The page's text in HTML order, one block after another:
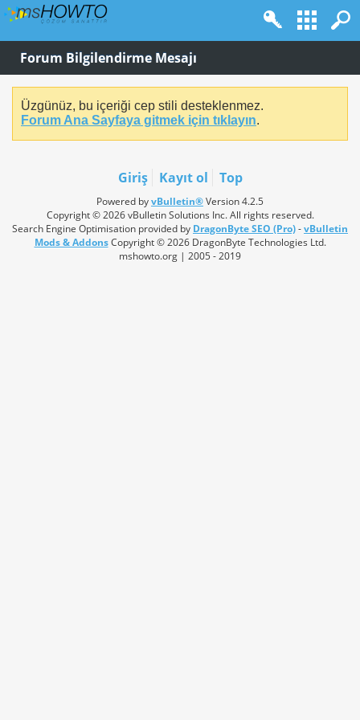
Forum Bilgilendirme Mesajı
Üzgünüz, bu içeriği cep stili desteklenmez.
Forum Ana Sayfaya gitmek için tıklayın.
Giriş Kayıt ol Top
Powered byvBulletin®Version 4.2.5
Copyright © 2026 vBulletin Solutions Inc. All rights reserved.
Search Engine Optimisation provided by DragonByte SEO (Pro)-vBulletin
Mods & AddonsCopyright © 2026 DragonByte Technologies Ltd.
mshowto.org | 2005 - 2019